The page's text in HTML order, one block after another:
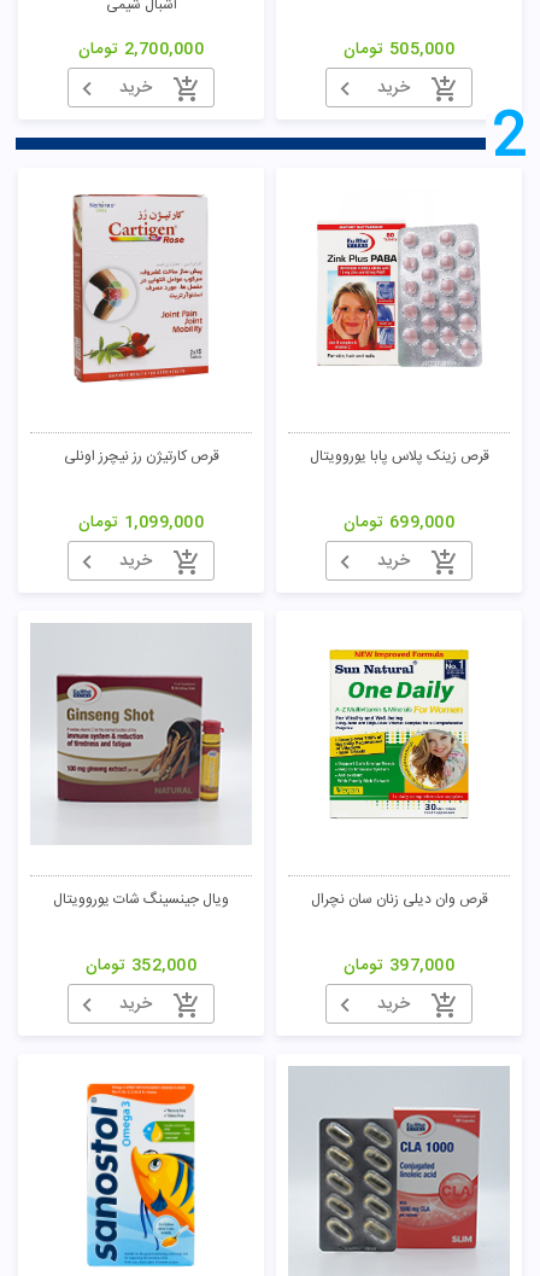
505,000 تومان
خرید
اشبال شیمی
2,700,000 تومان
خرید
2
قرص زینک پلاس پابا یوروویتال
699,000 تومان
خرید
قرص کارتیژن رز نیچرز اونلی
1,099,000 تومان
خرید
قرص وان دیلی زنان سان نچرال
397,000 تومان
خرید
ویال جینسینگ شات یوروویتال
352,000 تومان
خرید